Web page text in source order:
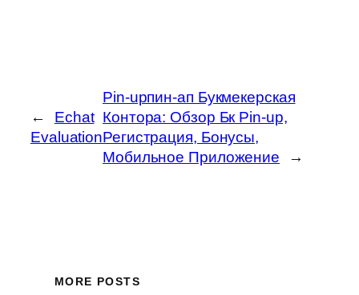
←
Echat
Evaluation
Pin-upпин-ап Букмекерская
Контора: Обзор Бк Pin-up,
Регистрация, Бонусы,
Мобильное Приложение
→
MORE POSTS